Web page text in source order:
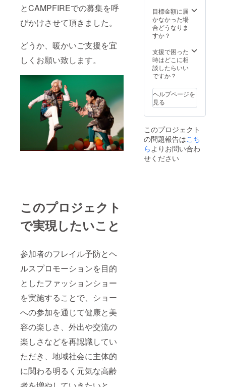
とCAMPFIREでの募集を呼
びかけさせて頂きました。
どうか、暖かいご支援を宜
しくお願い致します。
このプロジェクト
で実現したいこと
参加者のフレイル予防とヘ
ルスプロモーションを目的
としたファッションショー
を実施することで、ショー
への参加を通じて健康と美
容の楽しさ、外出や交流の
楽しさなどを再認識してい
ただき、地域社会に主体的
に関わる明るく元気な高齢
望され
るお名
前と連
絡先を
くださ
い。
【お名
前掲
成する
フォト
ブック
に、支
のお名
前
（ニッ
クネー
ム）を
目標金額に届
かなかった場
合どうなりま
すか？
支援で困った
時はどこに相
談したらいい
ですか？
ヘルプページを
見る
このプロジェクト
の問題報告はこち
らよりお問い合わ
せください